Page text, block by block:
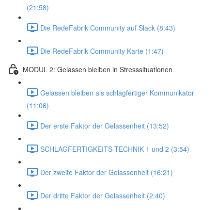
(21:58)
Die RedeFabrik Community auf Slack (8:43)
Die RedeFabrik Community Karte (1:47)
MODUL 2: Gelassen bleiben in Stresssituationen
Gelassen bleiben als schlagfertiger Kommunikator
(11:06)
Der erste Faktor der Gelassenheit (13:52)
SCHLAGFERTIGKEITS-TECHNIK 1 und 2 (3:54)
Der zweite Faktor der Gelassenheit (16:21)
Der dritte Faktor der Gelassenheit (2:40)